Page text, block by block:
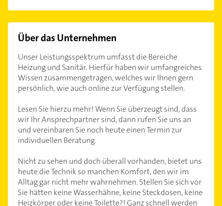
Über das Unternehmen
Unser Leistungsspektrum umfasst die Bereiche
Heizung und Sanitär. Hierfür haben wir umfangreiches
Wissen zusammengetragen, welches wir Ihnen gern
persönlich, wie auch online zur Verfügung stellen.
Lesen Sie hierzu mehr! Wenn Sie überzeugt sind, dass
wir Ihr Ansprechpartner sind, dann rufen Sie uns an
und vereinbaren Sie noch heute einen Termin zur
individuellen Beratung.
Nicht zu sehen und doch überall vorhanden, bietet uns
heute die Technik so manchen Komfort, den wir im
Alltag gar nicht mehr wahrnehmen. Stellen Sie sich vor
Sie hätten keine Wasserhähne, keine Steckdosen, keine
Heizkörper oder keine Toilette?! Ganz schnell werden